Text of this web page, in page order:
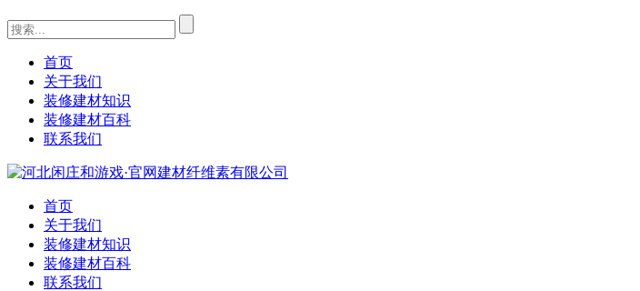
首页
关于我们
装修建材知识
装修建材百科
联系我们
首页
关于我们
装修建材知识
装修建材百科
联系我们